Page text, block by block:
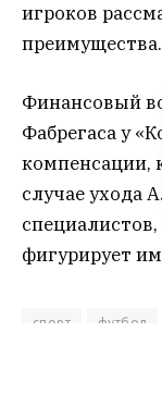
игроков
преимущества.
Финансовый
Фабрегаса у
компенсации,
случае ухода
фигурирует
спорт футбол